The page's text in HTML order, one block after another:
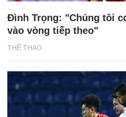
THỂ THAO
Đình Trọng: "Chúng tôi
vào vòng tiếp theo"